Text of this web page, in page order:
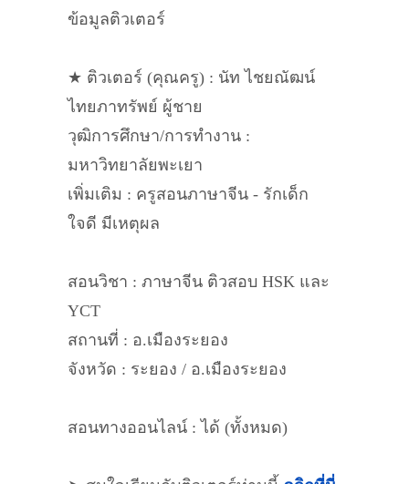
ข้อมูลติวเตอร์
★ ติวเตอร์ (คุณครู) : นัท ไชยณัฒน์
ไทยภาทรัพย์ ผู้ชาย
วุฒิการศึกษา/การทำงาน :
มหาวิทยาลัยพะเยา
เพิ่มเติม : ครูสอนภาษาจีน - รักเด็ก
ใจดี มีเหตุผล
สอนวิชา : ภาษาจีน ติวสอบ HSK และ
YCT
สถานที่ : อ.เมืองระยอง
จังหวัด : ระยอง / อ.เมืองระยอง
สอนทางออนไลน์ : ได้ (ทั้งหมด)